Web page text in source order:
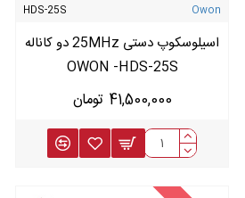
Owon
HDS-25S
اسیلوسکوپ دستی 25MHz دو کاناله
OWON -HDS-25S
41,500,000 تومان